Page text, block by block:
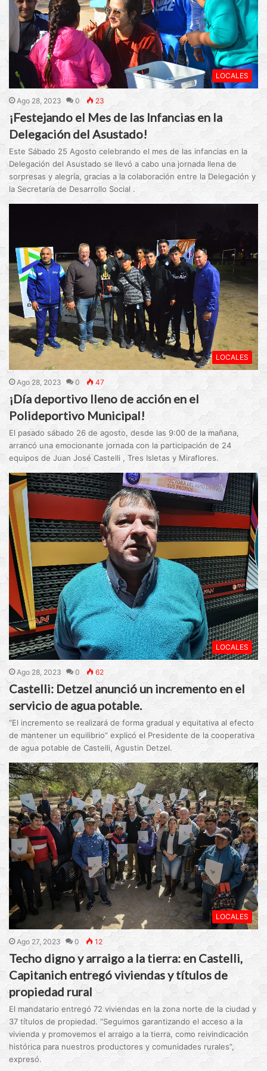
LOCALES
Ago 28, 2023 0 23
¡Festejando el Mes de las Infancias en la
Delegación del Asustado!
Este Sábado 25 Agosto celebrando el mes de las infancias en la
Delegación del Asustado se llevó a cabo una jornada llena de
sorpresas y alegría, gracias a la colaboración entre la Delegación y
la Secretaría de Desarrollo Social .
LOCALES
Ago 28, 2023 0 47
¡Día deportivo lleno de acción en el
Polideportivo Municipal!
El pasado sábado 26 de agosto, desde las 9:00 de la mañana,
arrancó una emocionante jornada con la participación de 24
equipos de Juan José Castelli , Tres Isletas y Miraflores.
LOCALES
Ago 28, 2023 0 62
Castelli: Detzel anunció un incremento en el
servicio de agua potable.
“El incremento se realizará de forma gradual y equitativa al efecto
de mantener un equilibrio” explicó el Presidente de la cooperativa
de agua potable de Castelli, Agustin Detzel.
LOCALES
Ago 27, 2023 0 12
Techo digno y arraigo a la tierra: en Castelli,
Capitanich entregó viviendas y títulos de
propiedad rural
El mandatario entregó 72 viviendas en la zona norte de la ciudad y
37 títulos de propiedad. “Seguimos garantizando el acceso a la
vivienda y promovemos el arraigo a la tierra, como reivindicación
histórica para nuestros productores y comunidades rurales”,
expresó.